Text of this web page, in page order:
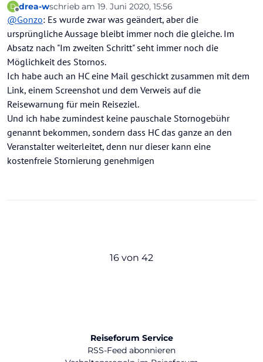
um kurz nach 10 stand noch die Info mit der
Möglichkeit der kostenfreien Stornierung in diesem
link.
Um 11.29 habe ich geschrieben, dass ich gerade
gesehen habe, dass sie diese Info abgeändert haben,
seltsamerweise geben sie als Uhrzeit 09:30 an
D
Offline
drea-wschrieb am 19. Juni 2020, 15:56
zuletzt editiert von drea-w
@Gonzo: Es wurde zwar was geändert, aber die
ursprüngliche Aussage bleibt immer noch die gleiche. Im
Absatz nach "Im zweiten Schritt" seht immer noch die
Möglichkeit des Stornos.
Ich habe auch an HC eine Mail geschickt zusammen mit dem
Link, einem Screenshot und dem Verweis auf die
Reisewarnung für mein Reiseziel.
Und ich habe zumindest keine pauschale Stornogebühr
genannt bekommen, sondern dass HC das ganze an den
Veranstalter weiterleitet, denn nur dieser kann eine
kostenfreie Stornierung genehmigen
16 von 42
Reiseforum Service
RSS-Feed abonnieren